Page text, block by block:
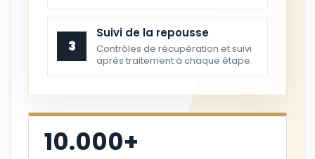
3
Suivi de la repousse
Contrôles de récupération et suivi
après traitement à chaque étape.
10.000+